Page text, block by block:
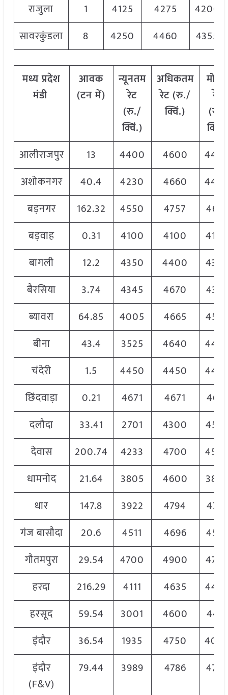
राजुला
1 4125 4275
4200
सावरकुंडला
8 4250 4460 4355
मध्यप्रदेश
मंडी
आवक
(टन में)
न्यूनतम
रेट
(रु./
क्विं.)
अधिकतम
रेट (रु./
क्विं.)
मोडल
रेट
(रु./
क्विं.)
आलीराजपुर
13 4400 4600
अशोकनगर
40.4 4230 4660
बड़नगर
162.32 4550 4757
बड़वाह
0.31 4100 4100
बागली
12.2 4350 4400
बैरसिया
3.74 4345 4670
ब्यावरा
64.85 4005 4665
बीना
43.4 3525 4640
चंदेरी
1.5 4450 4450
छिंदवाड़ा
0.21 4671 4671
4671
दलौदा
33.41 2701 4300
देवास
200.74 4233 4700
धामनोद
21.64 3805 4600
धार
147.8 3922 4794
4762
गंज बासौदा
20.6 4511 4696
गौतमपुरा
29.54 4700 4900
हरदा
216.29 4111 4635
हरसूद
59.54 3001 4600
4481
इंदौर
36.54 1935 4750
इंदौर
(F&V)
79.44 3989 4786